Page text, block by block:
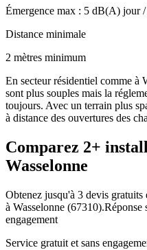
Émergence max : 5 dB(A) jour /
Distance minimale
2 mètres minimum
En secteur résidentiel comme à
sont plus souples mais la
toujours. Avec un terrain plus
à distance des ouvertures des
Comparez 2+
Wasselonne
Obtenez jusqu'à 3 devis
à Wasselonne (67310).Réponse
engagement
Service gratuit et sans